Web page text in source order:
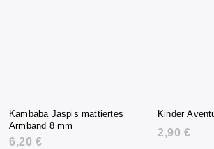
Kambaba Jaspis mattiertes
Armband 8 mm
6,20 €
Kinder
2,90 €